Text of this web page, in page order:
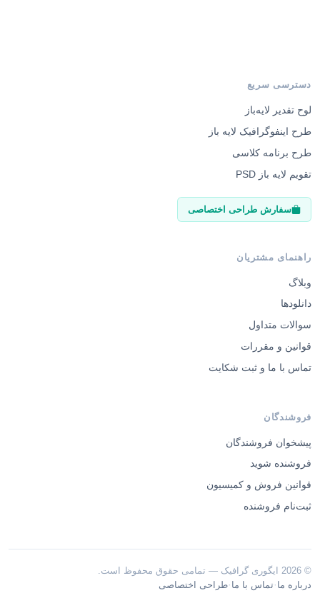
دسترسی سریع
لوح تقدیر لایه‌باز
طرح اینفوگرافیک لایه باز
طرح برنامه کلاسی
تقویم لایه باز PSD
سفارش طراحی اختصاصی
راهنمای مشتریان
وبلاگ
دانلودها
سوالات متداول
قوانین و مقررات
تماس با ما و ثبت شکایت
فروشندگان
پیشخوان فروشندگان
فروشنده شوید
قوانین فروش و کمیسیون
ثبت‌نام فروشنده
© 2026 ایگوری گرافیک — تمامی حقوق محفوظ است.
درباره ما ·تماس با ما ·طراحی اختصاصی